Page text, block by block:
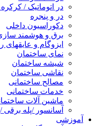
در اتوماتیک /
در و پنجره
دکوراسیون داخلی
برق و هوشمند
ایزوگام و عایقهای
نمای ساختمان
شیشه ساختمان
نقاشی ساختمان
مصالح ساختمانی
خدمات ساختمانی
ماشین آلات
آسانسور /پله برقی /
آموزشی